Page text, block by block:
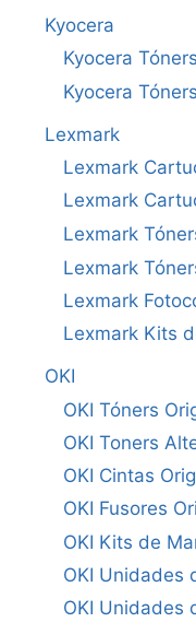
Kyocera
Kyocera
Kyocera
Lexmark
Lexmark
Lexmark
Lexmark
Lexmark
Lexmark
Lexmark Kits
OKI
OKI Tóners
OKI Toners
OKI Cintas
OKI Fusores
OKI Kits de
OKI Unidades
OKI Unidades